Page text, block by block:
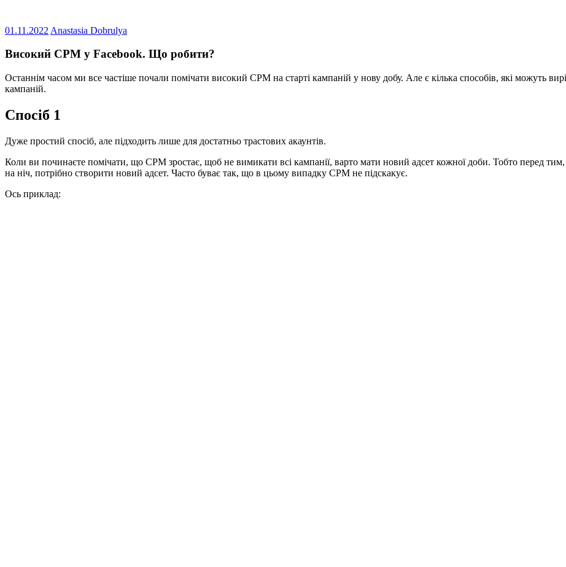
01.11.2022 Anastasia Dobrulya
Високий CPM у Facebook. Що робити?
Останнім часом ми все частіше почали помічати високий CPM на старті кампаній у нову добу. Але є кілька способів, які можуть
кампаній.
Спосіб 1
Дуже простий спосіб, але підходить лише для достатньо трастових акаунтів.
Коли ви починаєте помічати, що CPM зростає, щоб не вимикати всі кампанії, варто мати новий адсет кожної доби. Тобто перед
на ніч, потрібно створити новий адсет. Часто буває так, що в цьому випадку CPM не підскакує.
Ось приклад: